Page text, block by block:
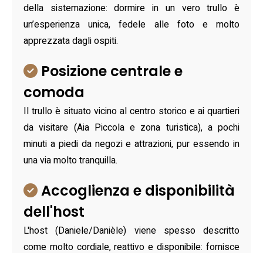
della sistemazione: dormire in un vero trullo è
un’esperienza unica, fedele alle foto e molto
apprezzata dagli ospiti.
Posizione centrale e
comoda
Il trullo è situato vicino al centro storico e ai quartieri
da visitare (Aia Piccola e zona turistica), a pochi
minuti a piedi da negozi e attrazioni, pur essendo in
una via molto tranquilla.
Accoglienza e disponibilità
dell'host
L'host (Daniele/Danièle) viene spesso descritto
come molto cordiale, reattivo e disponibile: fornisce